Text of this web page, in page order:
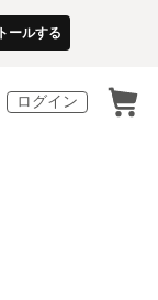
ールする
ログイン